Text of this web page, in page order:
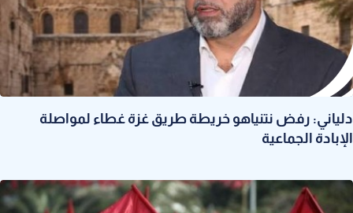
دلياني: رفض نتنياهو خريطة طريق غزة غطاء لمواصلة
الإبادة الجماعية